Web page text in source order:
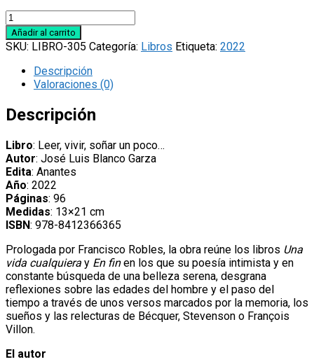
Libro
'Leer,
vivir,
poco...',
José
Luis
Garza
cantidad
Añadir al carrito
SKU: LIBRO-305 Categoría: Libros Etiqueta: 2022
Descripción
Valoraciones (0)
Descripción
Libro: Leer, vivir, soñar un poco…
Autor: José Luis Blanco Garza
Edita: Anantes
Año: 2022
Páginas: 96
Medidas: 13×21 cm
ISBN: 978-8412366365
Prologada por Francisco Robles, la obra reúne los libros Una
vida cualquiera y En finen los que su poesía intimista y en
constante búsqueda de una belleza serena, desgrana
reflexiones sobre las edades del hombre y el paso del
tiempo a través de unos versos marcados por la memoria, los
sueños y las relecturas de Bécquer, Stevenson o François
Villon.
El autor